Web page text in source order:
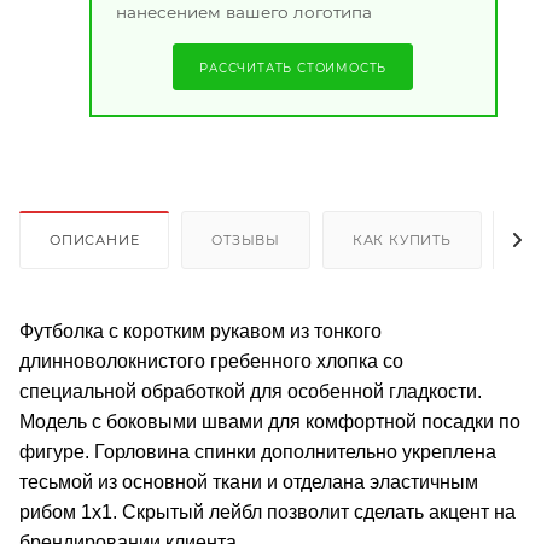
нанесением вашего логотипа
РАССЧИТАТЬ СТОИМОСТЬ
ОПИСАНИЕ ОТЗЫВЫ КАК КУПИТЬ
Футболка с коротким рукавом из тонкого
длинноволокнистого гребенного хлопка со
специальной обработкой для особенной гладкости.
Модель с боковыми швами для комфортной посадки по
фигуре. Горловина спинки дополнительно укреплена
тесьмой из основной ткани и отделана эластичным
рибом 1х1. Скрытый лейбл позволит сделать акцент на